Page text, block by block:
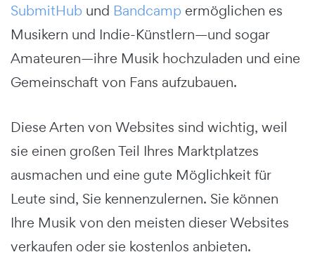
SubmitHub und Bandcamp ermöglichen es
Musikern und Indie-Künstlern—und sogar
Amateuren—ihre Musik hochzuladen und eine
Gemeinschaft von Fans aufzubauen.
Diese Arten von Websites sind wichtig, weil
sie einen großen Teil Ihres Marktplatzes
ausmachen und eine gute Möglichkeit für
Leute sind, Sie kennenzulernen. Sie können
Ihre Musik von den meisten dieser Websites
verkaufen oder sie kostenlos anbieten.